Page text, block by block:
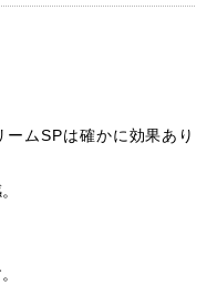
ムSPは確かに効果あり